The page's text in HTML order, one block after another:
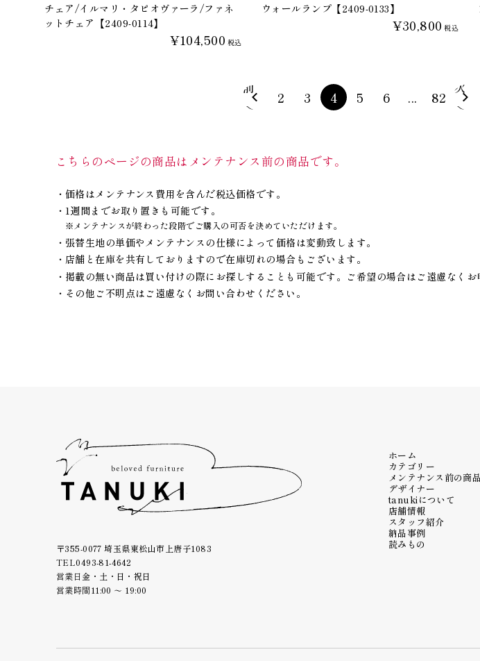
チェア/イルマリ・タピオヴァーラ/ファネ
ットチェア【2409-0114】
¥104,500 税込
ウォールランプ【2409-0133】
¥30,800 税込
前
へ
2 3 4 5 6 ... 82
次
へ
こちらのページの商品はメンテナンス前の商品です。
価格はメンテナンス費用を含んだ税込価格です。
1週間までお取り置きも可能です。
※メンテナンスが終わった段階でご購入の可否を決めていただけます。
張替生地の単価やメンテナンスの仕様によって価格は変動致します。
店舗と在庫を共有しておりますので在庫切れの場合もございます。
掲載の無い商品は買い付けの際にお探しすることも可能です。ご希望の場合はご遠慮なくお
その他ご不明点はご遠慮なくお問い合わせください。
ホーム
カテゴリー
メンテナンス前の商品
デザイナー
tanukiについて
店舗情報
スタッフ紹介
納品事例
読みもの
〒355-0077 埼玉県東松山市上唐子1083
TEL0493-81-4642
営業日金・土・日・祝日
営業時間11:00 ～ 19:00